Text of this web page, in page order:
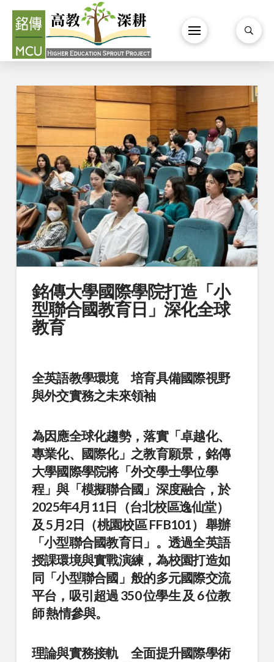
銘傳大學國際學院打造「小
型聯合國教育日」深化全球
教育
全英語教學環境 培育具備國際視野
與外交實務之未來領袖
為因應全球化趨勢，落實「卓越化、
專業化、國際化」之教育願景，銘傳
大學國際學院將「外交學士學位學
程」與「模擬聯合國」深度融合，於
2025年4月11日（台北校區逸仙堂）
及 5月2日（桃園校區 FFB101） 舉辦
「小型聯合國教育日」。透過全英語
授課環境與實戰演練，為校園打造如
同「小型聯合國」般的多元國際交流
平台，吸引超過 350 位學生及 6 位教
師熱情參與。
理論與實務接軌 全面提升國際學術